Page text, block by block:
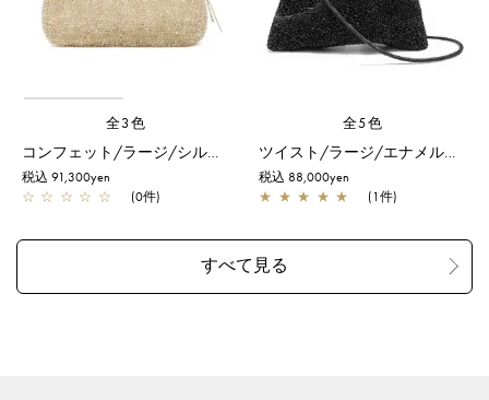
全3色
コンフェット/ラージ/シルバーゴールド
税込 91,300yen
☆ ☆ ☆ ☆ ☆ (0件)
全5色
ツイスト/ラージ/エナメルブラック
税込 88,000yen
★ ★ ★ ★ ★ (1件)